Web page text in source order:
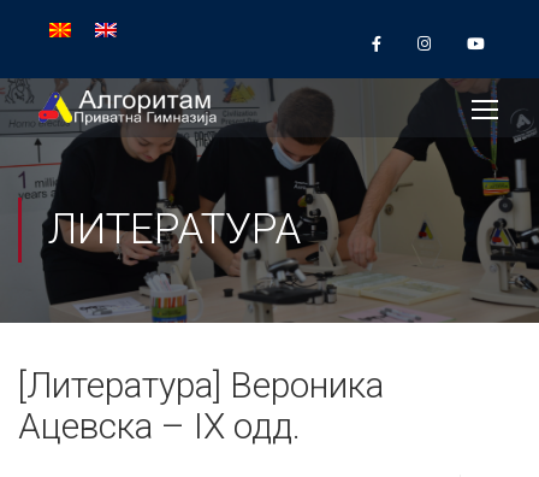
ЛИТЕРАТУРА
[Литература] Вероника
Ацевска – IX одд.